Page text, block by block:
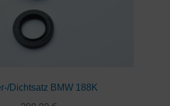
Dichtsatz BMW 188K